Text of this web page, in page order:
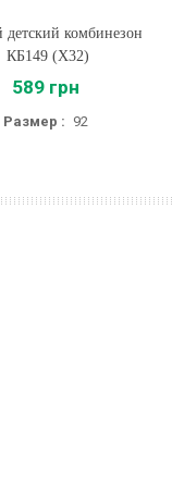
Купить
детский комбинезон
КБ149 (X32)
589 грн
Размер : 92